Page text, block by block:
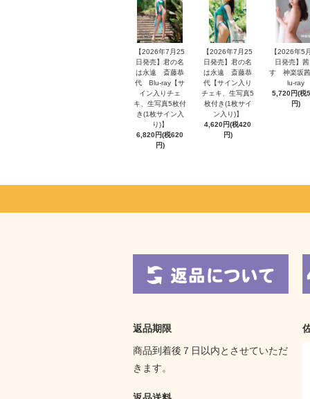
【2026年7月25
日発売】君の名
は永遠 斎藤恭
代 Blu-ray【サ
イン入りチェ
キ、生写真5枚付
き(1枚サイン入
り)】
6,820円(税620
円)
【2026年7月25
日発売】君の名
は永遠 斎藤恭
代【サイン入り
チェキ、生写真5
枚付き(1枚サイ
ン入り)】
4,620円(税420
円)
【2026年5
日発売】茜
す 神楽坂
lu-ray
5,720円(税
円)
返品期限
商品到着後７日以内とさせていただ
きます。